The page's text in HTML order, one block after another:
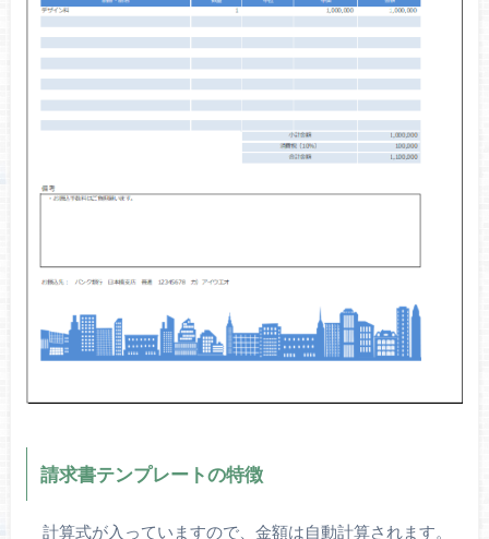
請求書テンプレートの特徴
計算式が入っていますので、金額は自動計算されます。